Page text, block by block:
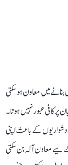
بنانے میں معاون ہو سکتی
کافی عبور نہیں ہوتا۔
کے باعث اپنی
معاون آلہ بن سکتی